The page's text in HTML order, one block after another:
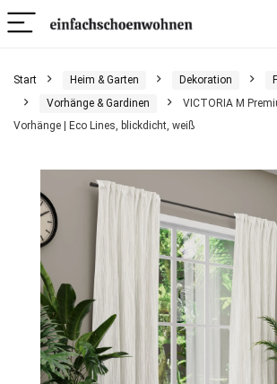
Start Heim & Garten Dekoration
Vorhänge & Gardinen
VICTORIA M
Vorhänge | Eco Lines, blickdicht, weiß